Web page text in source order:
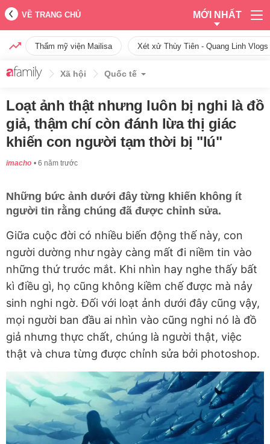
VỀ TRANG CHỦ MỚI NHẤT
Thẩm mỹ viện Mailisa Xét xử Thùy Tiên - Quang Linh
Xã hội Quốc tế
Loạt ảnh thật nhưng luôn bị nghi là đồ
giả, thậm chí còn đánh lừa thị giác
khiến con người tạm thời bị "lú"
imacho 6 năm trước
Những bức ảnh dưới đây từng khiến không ít
người tin rằng chúng đã được chỉnh sửa.
Giữa cuộc đời có nhiều biến động thế này, con
người dường như ngày càng mất đi niềm tin vào
những thứ trước mắt. Khi nhìn hay nghe thấy bất
kì điều gì, họ cũng không kiềm chế được mà nảy
sinh nghi ngờ. Đối với loạt ảnh dưới đây cũng vậy,
mọi người ban đầu ai nhìn vào cũng nghi nó là đồ
giả nhưng thực chất, chúng là người thật, việc
thật và chưa từng được chỉnh sửa bởi photoshop.